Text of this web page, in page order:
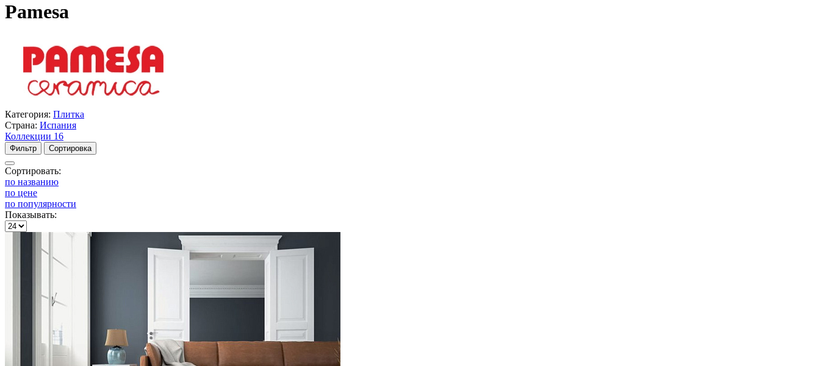
Pamesa
Категория: Плитка
Страна: Испания
Коллекции 16
Фильтр Сортировка
Сортировать:
по названию
по цене
по популярности
Показывать: